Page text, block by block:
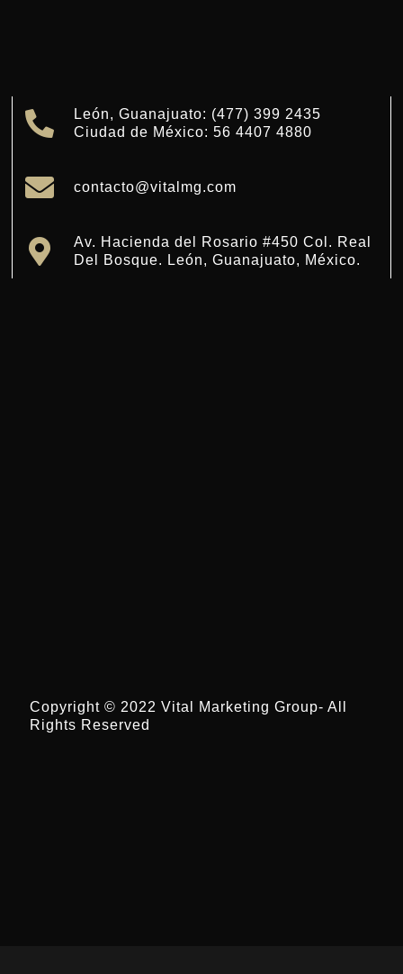
Copyright © 2022 Vital Marketing Group- All
Rights Reserved
León, Guanajuato: (477) 399 2435
Ciudad de México: 56 4407 4880
contacto@vitalmg.com
Av. Hacienda del Rosario #450 Col. Real
Del Bosque. León, Guanajuato, México.